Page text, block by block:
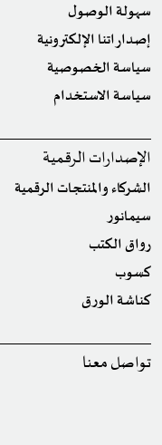
سهولة الوصول
إصداراتنا الإلكترونية
سياسة الخصوصية
سياسة الاستخدام
الإصدارات الرقمية
الشركاء والمنتجات الرقمية
سيمانور
رواق الكتب
كسوب
كناشة الورق
تواصل معنا